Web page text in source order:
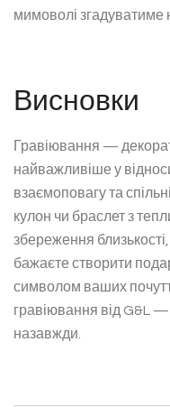
мимоволі згадуватиме
Висновки
Гравіювання —
найважливіше у
взаємоповагу та
кулон чи браслет з
збереження
бажаєте створити
символом ваших
гравіювання від G&L
назавжди.